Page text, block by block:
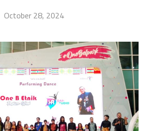
October 28, 2024